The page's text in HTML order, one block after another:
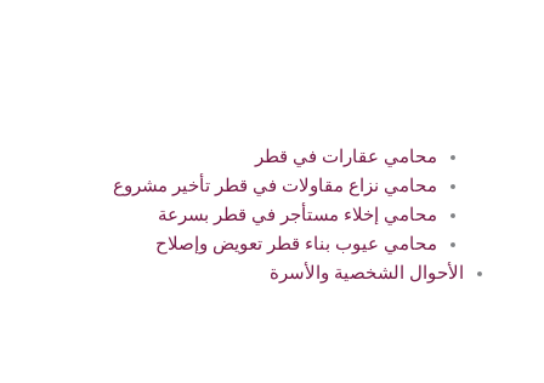
محامي عقارات في قطر
محامي نزاع مقاولات في قطر تأخير مشروع
محامي إخلاء مستأجر في قطر بسرعة
محامي عيوب بناء قطر تعويض وإصلاح
الأحوال الشخصية والأسرة